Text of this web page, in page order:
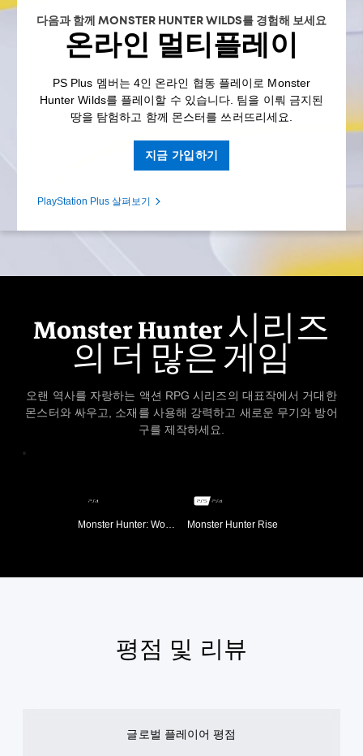
다음과 함께 MONSTER HUNTER WILDS를 경험해 보세요
온라인 멀티플레이
PS Plus 멤버는 4인 온라인 협동 플레이로 Monster
Hunter Wilds를 플레이할 수 있습니다. 팀을 이뤄 금지된
땅을 탐험하고 함께 몬스터를 쓰러뜨리세요.
지금 가입하기
PlayStation Plus 살펴보기
Monster Hunter 시리즈
의 더 많은 게임
오랜 역사를 자랑하는 액션 RPG 시리즈의 대표작에서 거대한
몬스터와 싸우고, 소재를 사용해 강력하고 새로운 무기와 방어
구를 제작하세요.
Monster Hunter: World Monster Hunter Rise
평점 및 리뷰
글로벌 플레이어 평점